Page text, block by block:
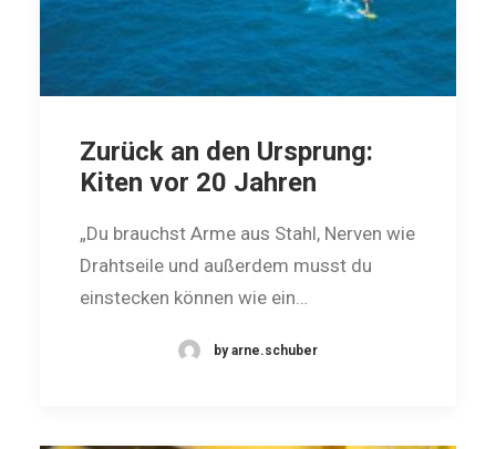
Zurück an den Ursprung:
Kiten vor 20 Jahren
„Du brauchst Arme aus Stahl, Nerven wie
Drahtseile und außerdem musst du
einstecken ­können wie ein…
by arne.schuber